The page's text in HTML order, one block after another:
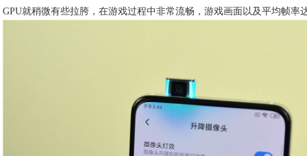
GPU就稍微有些拉胯，在游戏过程中非常流畅，游戏画面以及平均帧